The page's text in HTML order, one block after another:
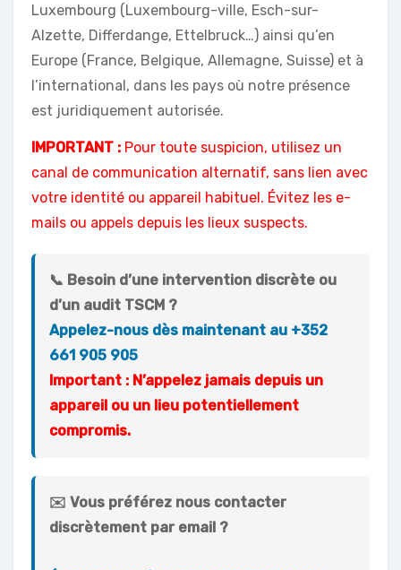
Luxembourg (Luxembourg-ville, Esch-sur-
Alzette, Differdange, Ettelbruck…) ainsi qu’en
Europe (France, Belgique, Allemagne, Suisse) et à
l’international, dans les pays où notre présence
est juridiquement autorisée.
IMPORTANT : Pour toute suspicion, utilisez un
canal de communication alternatif, sans lien avec
votre identité ou appareil habituel. Évitez les e-
mails ou appels depuis les lieux suspects.
📞 Besoin d’une intervention discrète ou
d’un audit TSCM ?
Appelez-nous dès maintenant au +352
661 905 905
Important : N’appelez jamais depuis un
appareil ou un lieu potentiellement
compromis.
✉️ Vous préférez nous contacter
discrètement par email ?